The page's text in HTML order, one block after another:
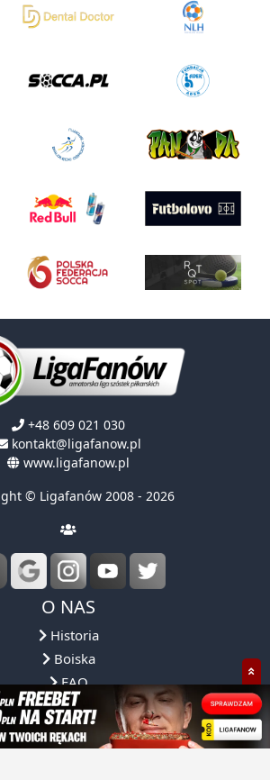
+48 609 021 030
kontakt@ligafanow.pl
www.ligafanow.pl
© Ligafanów 2008 - 2026
O NAS
Boiska
FAQ
Regulamin
Obsługa ligi